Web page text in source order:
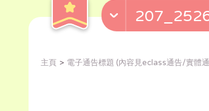
主頁 電子通告標題 (內容見eclass通告/實體